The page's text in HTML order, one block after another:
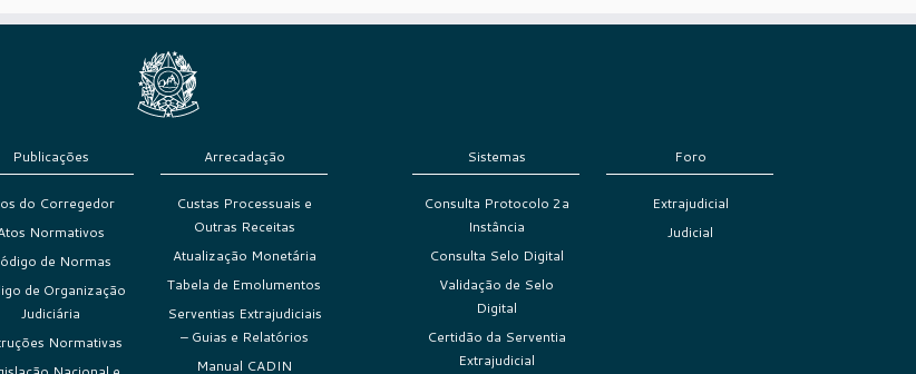
Publicações
do Corregedor
Normativos
de Normas
de Organização
Judiciária
Normativas
Arrecadação
Custas Processuais e
Outras Receitas
Atualização Monetária
Tabela de Emolumentos
Serventias Extrajudiciais
– Guias e Relatórios
Manual CADIN
Sistemas
Consulta Protocolo 2a
Instância
Consulta Selo Digital
Validação de Selo
Digital
Certidão da Serventia
Extrajudicial
Foro
Extrajudicial
Judicial